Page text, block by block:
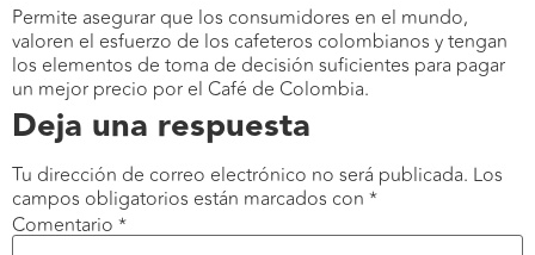
Permite asegurar que los consumidores en el mundo,
valoren el esfuerzo de los cafeteros colombianos y tengan
los elementos de toma de decisión suficientes para pagar
un mejor precio por el Café de Colombia.
Deja una respuesta
Tu dirección de correo electrónico no será publicada. Los
campos obligatorios están marcados con *
Comentario *